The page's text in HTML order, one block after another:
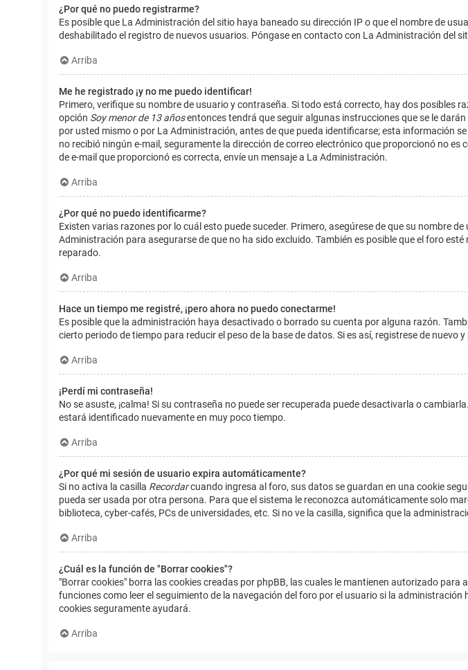
¿Por qué no puedo registrarme?
Es posible que La Administración del sitio haya baneado su dirección IP o que el nombre de
deshabilitado el registro de nuevos usuarios. Póngase en contacto con La Administración del
Arriba
Me he registrado ¡y no me puedo identificar!
Primero, verifique su nombre de usuario y contraseña. Si todo está correcto, hay dos posibles
opción Soy menor de 13 añosentonces tendrá que seguir algunas instrucciones que se le
por usted mismo o por La Administración, antes de que pueda identificarse; esta información
no recibió ningún e-mail, seguramente la dirección de correo electrónico que proporcionó no
de e-mail que proporcionó es correcta, envíe un mensaje a La Administración.
Arriba
¿Por qué no puedo identificarme?
Existen varias razones por lo cuál esto puede suceder. Primero, asegúrese de que su nombre
Administración para asegurarse de que no ha sido excluido. También es posible que el foro
reparado.
Arriba
Hace un tiempo me registré, ¡pero ahora no puedo conectarme!
Es posible que la administración haya desactivado o borrado su cuenta por alguna razón.
cierto periodo de tiempo para reducir el peso de la base de datos. Si es así, registrese de nuevo
Arriba
¡Perdí mi contraseña!
No se asuste, ¡calma! Si su contraseña no puede ser recuperada puede desactivarla o
estará identificado nuevamente en muy poco tiempo.
Arriba
¿Por qué mi sesión de usuario expira automáticamente?
Si no activa la casilla Recordarcuando ingresa al foro, sus datos se guardan en una cookie
pueda ser usada por otra persona. Para que el sistema le reconozca automáticamente solo
biblioteca, cyber-cafés, PCs de universidades, etc. Si no ve la casilla, significa que la
Arriba
¿Cuál es la función de "Borrar cookies"?
"Borrar cookies" borra las cookies creadas por phpBB, las cuales le mantienen autorizado
funciones como leer el seguimiento de la navegación del foro por el usuario si la
cookies seguramente ayudará.
Arriba